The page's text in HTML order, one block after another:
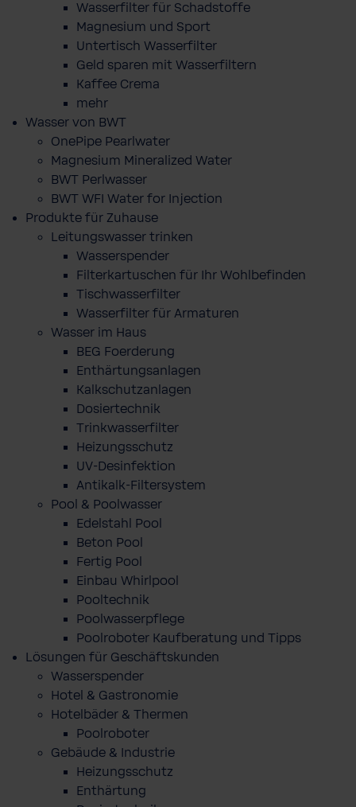
Wasserfilter für Schadstoffe
Magnesium und Sport
Untertisch Wasserfilter
Geld sparen mit Wasserfiltern
Kaffee Crema
mehr
Wasser von BWT
OnePipe Pearlwater
Magnesium Mineralized Water
BWT Perlwasser
BWT WFI Water for Injection
Produkte für Zuhause
Leitungswasser trinken
Wasserspender
Filterkartuschen für Ihr Wohlbefinden
Tischwasserfilter
Wasserfilter für Armaturen
Wasser im Haus
BEG Foerderung
Enthärtungsanlagen
Kalkschutzanlagen
Dosiertechnik
Trinkwasserfilter
Heizungsschutz
UV-Desinfektion
Antikalk-Filtersystem
Pool & Poolwasser
Edelstahl Pool
Beton Pool
Fertig Pool
Einbau Whirlpool
Pooltechnik
Poolwasserpflege
Poolroboter Kaufberatung und Tipps
Lösungen für Geschäftskunden
Wasserspender
Hotel & Gastronomie
Hotelbäder & Thermen
Poolroboter
Gebäude & Industrie
Heizungsschutz
Enthärtung